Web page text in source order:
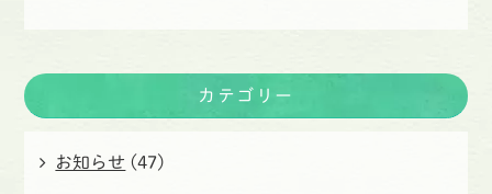
カテゴリー
お知らせ (47)